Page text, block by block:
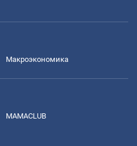
Mакроэкономика
MAMACLUB